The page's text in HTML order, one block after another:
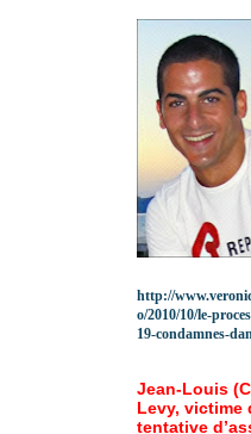
http://
o/2010/10/le-
19-condamnes-
Jean-Louis
Levy, victime
tentative